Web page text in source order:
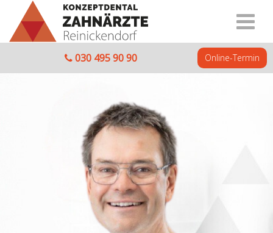
030 495 90 90 Online-Termin